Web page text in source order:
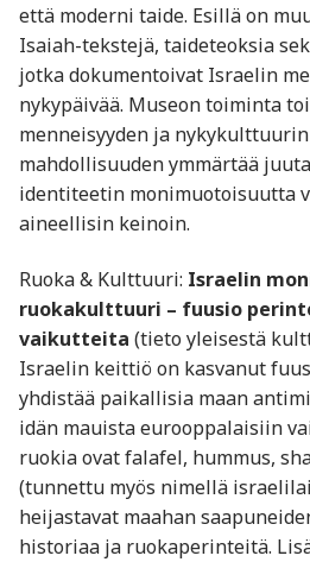
että moderni taide. Esillä on
Isaiah-tekstejä, taideteoksia
jotka dokumentoivat Israelin
nykypäivää. Museon toiminta
menneisyyden ja
mahdollisuuden ymmärtää
identiteetin monimuotoisuutta
aineellisin keinoin.
Ruoka & Kulttuuri: Israelin
ruokakulttuuri – fuusio
vaikutteita (tieto yleisestä
Israelin keittiö on kasvanut
yhdistää paikallisia maan
idän mauista eurooppalaisiin
ruokia ovat falafel, hummus,
(tunnettu myös nimellä
heijastavat maahan
historiaa ja ruokaperinteitä.